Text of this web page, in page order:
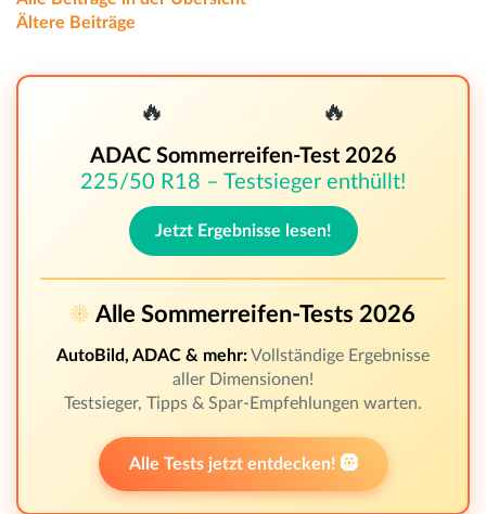
Ältere Beiträge
🔥 🔥
ADAC Sommerreifen-Test 2026
225/50 R18 – Testsieger enthüllt!
Jetzt Ergebnisse lesen!
☀️ Alle Sommerreifen-Tests 2026
AutoBild, ADAC & mehr:Vollständige Ergebnisse
aller Dimensionen!
Testsieger, Tipps & Spar-Empfehlungen warten.
Alle Tests jetzt entdecken! 🛞